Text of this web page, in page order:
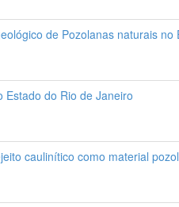
de Pozolanas naturais no
Estado do Rio de Janeiro
caulinítico como material